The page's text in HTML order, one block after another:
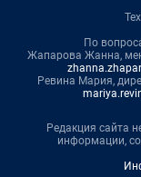
По
Жапарова Жанна,
Ревина Мария,
Редакция сайта
информации,